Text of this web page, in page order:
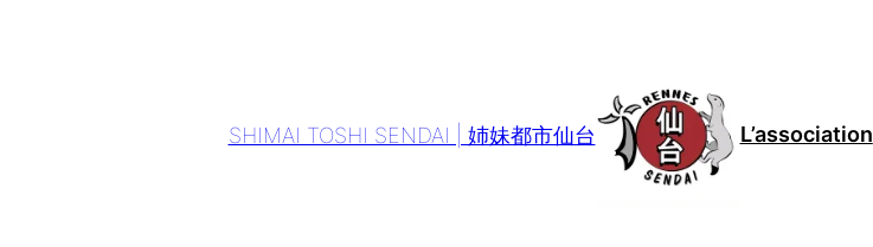
SHIMAI TOSHI SENDAI | 姉妹都市仙台
L’association